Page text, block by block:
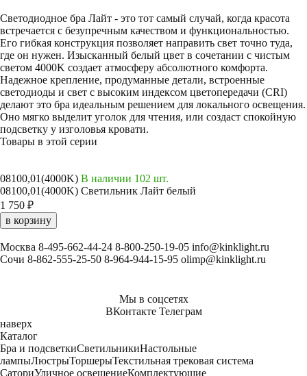
Светодиодное бра Лайт - это тот самый случай, когда красота
встречается с безупречным качеством и функциональностью.
Его гибкая конструкция позволяет направить свет точно туда,
где он нужен. Изысканный белый цвет в сочетании с чистым
светом 4000K создает атмосферу абсолютного комфорта.
Надежное крепление, продуманные детали, встроенные
светодиоды и свет с высоким индексом цветопередачи (CRI)
делают это бра идеальным решением для локального освещения.
Оно мягко выделит уголок для чтения, или создаст спокойную
подсветку у изголовья кровати.
Товары в этой серии
08100,01(4000K) В наличии 102 шт.
08100,01(4000K) Светильник Лайт белый
1 750 ₽
в корзину
Москва 8-495-662-44-24 8-800-250-19-05 info@kinklight.ru
Сочи 8-862-555-25-50 8-964-944-15-95 olimp@kinklight.ru
Мы в соцсетях
ВКонтакте Телеграм
наверх
Каталог
Бра и подсветкиСветильникиНастольные
лампыЛюстрыТоршерыТекстильная трековая система
СаториУличное освещениеКомплектующие